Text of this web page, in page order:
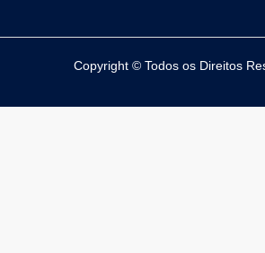
Copyright © Todos os Direitos